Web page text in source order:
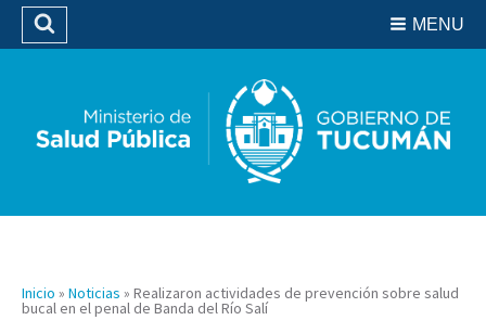
Biblioteca
MENU
Buscar
Inicio » Noticias » Realizaron actividades de prevención sobre salud
bucal en el penal de Banda del Río Salí